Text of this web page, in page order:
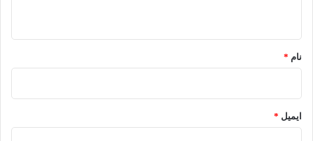
نام *
ایمیل *